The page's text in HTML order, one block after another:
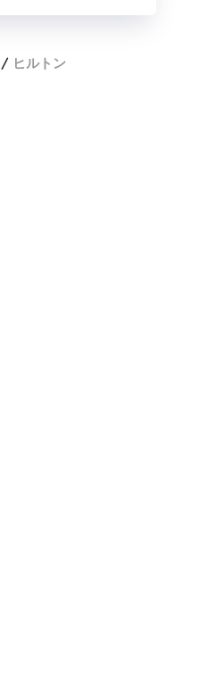
ヒルトン